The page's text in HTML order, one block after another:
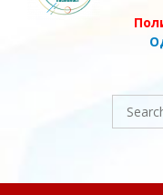
Search
for: